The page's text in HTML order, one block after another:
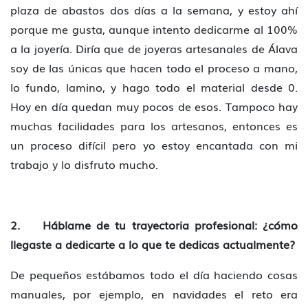
plaza de abastos dos días a la semana, y estoy ahí
porque me gusta, aunque intento dedicarme al 100%
a la joyería. Diría que de joyeras artesanales de Álava
soy de las únicas que hacen todo el proceso a mano,
lo fundo, lamino, y hago todo el material desde 0.
Hoy en día quedan muy pocos de esos. Tampoco hay
muchas facilidades para los artesanos, entonces es
un proceso difícil pero yo estoy encantada con mi
trabajo y lo disfruto mucho.
2. Háblame de tu trayectoria profesional: ¿cómo
llegaste a dedicarte a lo que te dedicas actualmente?
De pequeños estábamos todo el día haciendo cosas
manuales, por ejemplo, en navidades el reto era